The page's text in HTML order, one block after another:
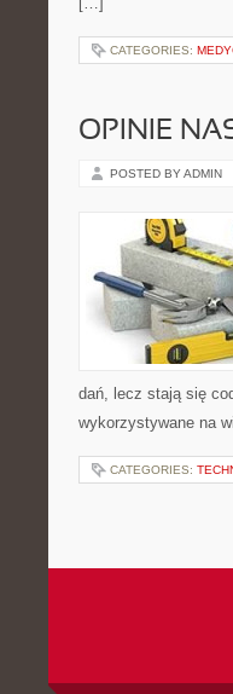
CATEGORIES:
OPINIE
POSTED BY ADMIN
dań, lecz stają się
wykorzystywane na
CATEGORIES: